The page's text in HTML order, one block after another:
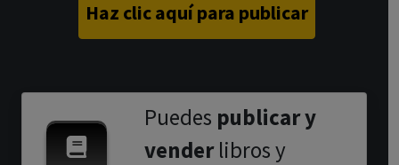
Haz clic aquí para publicar
Puedes publicar y
venderlibros y